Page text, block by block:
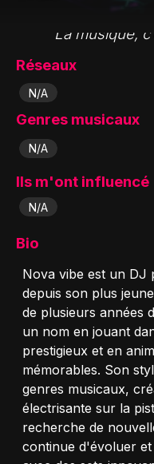
"La musique,
Réseaux
N/A
Genres musicaux
N/A
Ils m'ont influencé
N/A
Bio
Nova vibe est un DJ
depuis son plus
de plusieurs années
un nom en jouant
prestigieux et en
mémorables. Son
genres musicaux,
électrisante sur la
recherche de
continue d'évoluer